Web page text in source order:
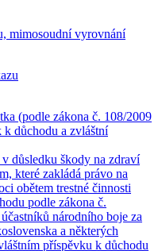
mimosoudní vyrovnání
(podle zákona č. 108/2009
k důchodu a zvláštní
důsledku škody na zdraví
které zakládá právo na
obětem trestné činnosti
podle zákona č.
národního boje za
a některých
příspěvku k důchodu